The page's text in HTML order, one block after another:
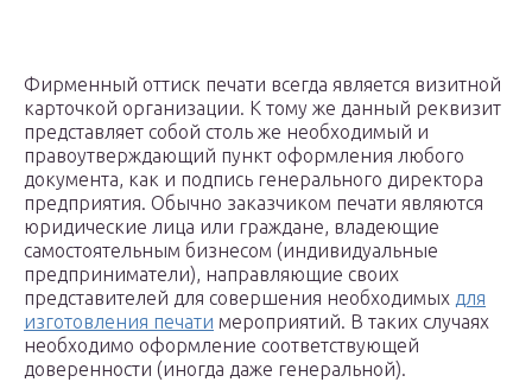
Фирменный оттиск печати всегда является визитной
карточкой организации. К тому же данный реквизит
представляет собой столь же необходимый и
правоутверждающий пункт оформления любого
документа, как и подпись генерального директора
предприятия. Обычно заказчиком печати являются
юридические лица или граждане, владеющие
самостоятельным бизнесом (индивидуальные
предприниматели), направляющие своих
представителей для совершения необходимых для
изготовления печати мероприятий. В таких случаях
необходимо оформление соответствующей
доверенности (иногда даже генеральной).